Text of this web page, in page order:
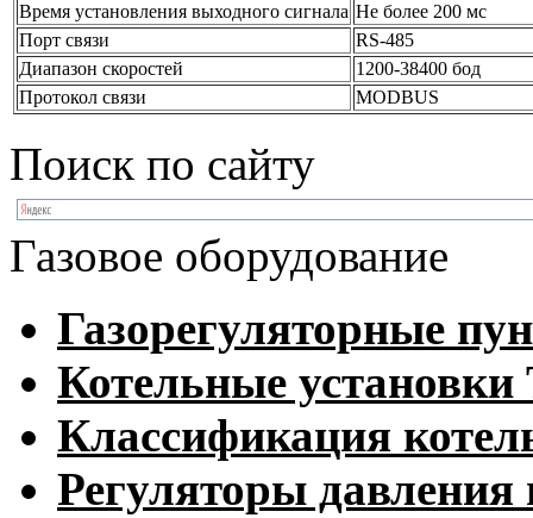
Время установления выходного сигнала Не более 200 мс
Порт связи
RS-485
Диапазон скоростей
1200-38400 бод
Протокол связи
MODBUS
Поиск по сайту
Газовое оборудование
Газорегуляторные
Котельные
Классификация
Регуляторы давления